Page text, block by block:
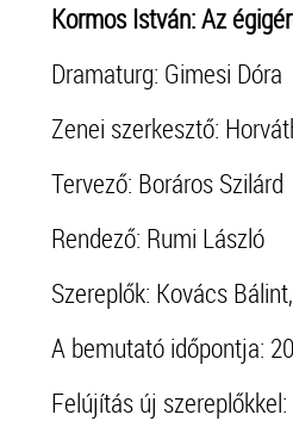
Kormos István: Az
Dramaturg: Gimesi Dóra
Zenei szerkesztő:
Tervező: Boráros Szilárd
Rendező: Rumi László
Szereplők: Kovács
A bemutató időpontja:
Felújítás új